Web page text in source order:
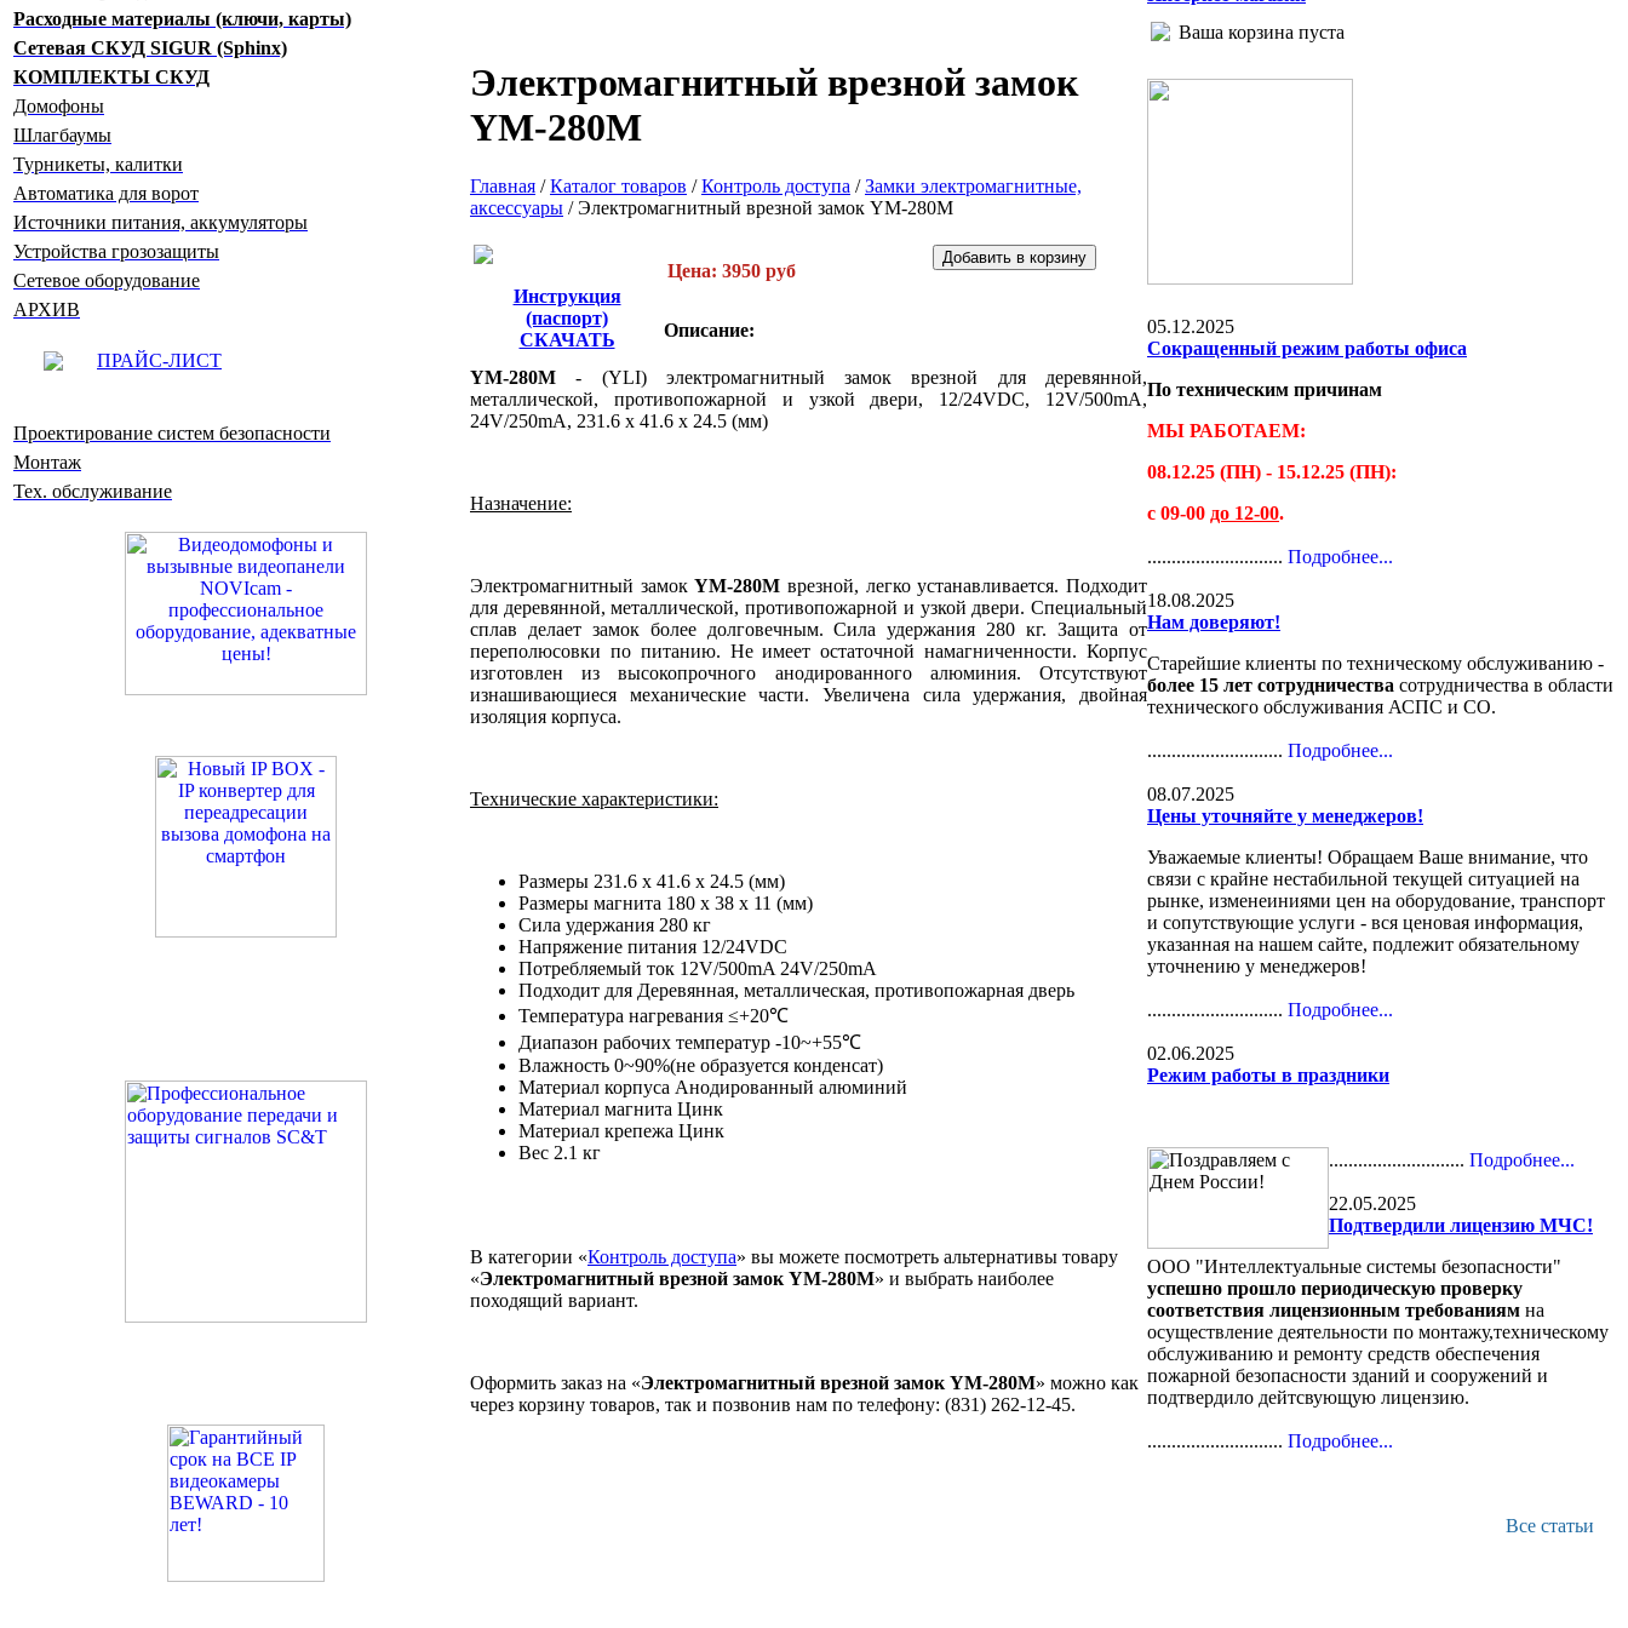
Расходные материалы (ключи, карты)
Сетевая СКУД SIGUR (Sphinx)
КОМПЛЕКТЫ СКУД
Домофоны
Шлагбаумы
Турникеты, калитки
Автоматика для ворот
Источники питания, аккумуляторы
Устройства грозозащиты
Сетевое оборудование
АРХИВ
ПРАЙС-ЛИСТ
Проектирование систем безопасности
Монтаж
Тех. обслуживание
Электромагнитный врезной замок
YM-280M
Главная /Каталог товаров /Контроль доступа /Замки электромагнитные,
аксессуары /Электромагнитный врезной замок YM-280M
Инструкция
(паспорт)
СКАЧАТЬ
Цена: 3950 руб
Описание:
YM-280M - (YLI) электромагнитный замок врезной для деревянной,
металлической, противопожарной и узкой двери, 12/24VDC, 12V/500mA,
24V/250mA, 231.6 x 41.6 x 24.5 (мм)
Назначение:
Электромагнитный замокYM-280M врезной, легко устанавливается. Подходит
для деревянной, металлической, противопожарной и узкой двери. Специальный
сплав делает замок более долговечным. Cила удержания 280 кг. Защита от
переполюсовки по питанию. Не имеет остаточной намагниченности. Корпус
изготовлен из высокопрочного анодированного алюминия. Отсутствуют
изнашивающиеся механические части. Увеличена сила удержания, двойная
изоляция корпуса.
Технические характеристики:
Размеры 231.6 x 41.6 x 24.5 (мм)
Размеры магнита 180 x 38 x 11 (мм)
Сила удержания 280 кг
Напряжение питания 12/24VDC
Потребляемый ток 12V/500mA 24V/250mA
Подходит для Деревянная, металлическая, противопожарная дверь
Температура нагревания ≤+20℃
Диапазон рабочих температур -10~+55℃
Влажность 0~90%(не образуется конденсат)
Материал корпуса Анодированный алюминий
Материал магнита Цинк
Материал крепежа Цинк
Вес 2.1 кг
В категории «Контроль доступа» вы можете посмотреть альтернативы товару
«Электромагнитный врезной замок YM-280M» и выбрать наиболее
походящий вариант.
Оформить заказ на «Электромагнитный врезной замок YM-280M» можно как
через корзину товаров, так и позвонив нам по телефону: (831) 262-12-45.
Ваша корзина пуста
05.12.2025
Сокращенный режим работы офиса
По техническим причинам
МЫ РАБОТАЕМ:
08.12.25 (ПН) - 15.12.25 (ПН):
с 09-00 до 12-00.
............................ Подробнее...
18.08.2025
Нам доверяют!
Старейшие клиенты по техническому обслуживанию -
более 15 лет сотрудничества сотрудничества в области
технического обслуживания АСПС и СО.
............................ Подробнее...
08.07.2025
Цены уточняйте у менеджеров!
Уважаемые клиенты! Обращаем Ваше внимание, что
связи с крайне нестабильной текущей ситуацией на
рынке, изменеиниями цен на оборудование, транспорт
и сопутствующие услуги - вся ценовая информация,
указанная на нашем сайте, подлежит обязательному
уточнению у менеджеров!
............................ Подробнее...
02.06.2025
Режим работы в праздники
............................ Подробнее...
22.05.2025
Подтвердили лицензию МЧС!
ООО "Интеллектуальные системы безопасности"
успешно прошло периодическую проверку
соответствия лицензионным требованиям на
осуществление деятельности по монтажу,техническому
обслуживанию и ремонту средств обеспечения
пожарной безопасности зданий и сооружений и
подтвердило дейтсвующую лицензию.
............................ Подробнее...
Все статьи